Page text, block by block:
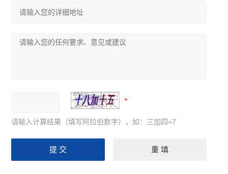
请输入计算结果（填写阿拉伯数字），如：三加四=7